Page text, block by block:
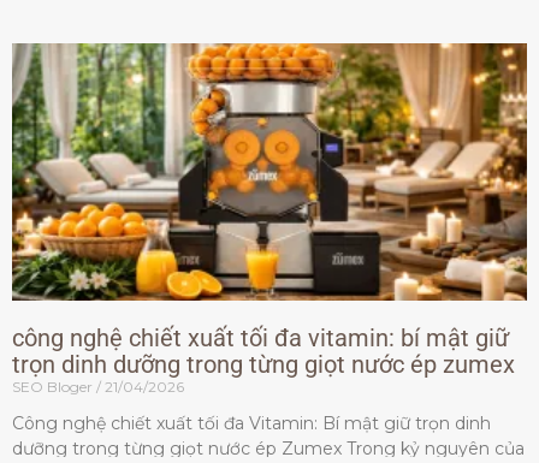
công nghệ chiết xuất tối đa vitamin: bí mật giữ
trọn dinh dưỡng trong từng giọt nước ép zumex
SEO Bloger 21/04/2026
Công nghệ chiết xuất tối đa Vitamin: Bí mật giữ trọn dinh
dưỡng trong từng giọt nước ép Zumex Trong kỷ nguyên của